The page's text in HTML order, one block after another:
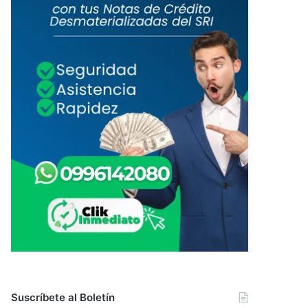
Suscríbete al Boletín